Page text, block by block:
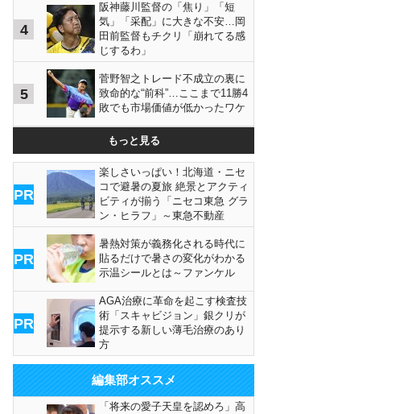
4
阪神藤川監督の「焦り」「短
気」「采配」に大きな不安…岡
田前監督もチクリ「崩れてる感
じするわ」
5
菅野智之トレード不成立の裏に
致命的な“前科”…ここまで11勝4
敗でも市場価値が低かったワケ
もっと見る
PR
楽しさいっぱい！北海道・ニセ
コで避暑の夏旅 絶景とアクティ
ビティが揃う「ニセコ東急 グラ
ン・ヒラフ」～東急不動産
PR
暑熱対策が義務化される時代に
貼るだけで暑さの変化がわかる
示温シールとは～ファンケル
PR
AGA治療に革命を起こす検査技
術「スキャビジョン」銀クリが
提示する新しい薄毛治療のあり
方
編集部オススメ
「将来の愛子天皇を認めろ」高